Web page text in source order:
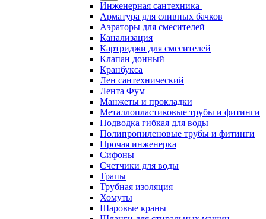
Инженерная сантехника
Арматура для сливных бачков
Аэраторы для смесителей
Канализация
Картриджи для смесителей
Клапан донный
Кранбукса
Лен сантехнический
Лента Фум
Манжеты и прокладки
Металлопластиковые трубы и фитинги
Подводка гибкая для воды
Полипропиленовые трубы и фитинги
Прочая инженерка
Сифоны
Счетчики для воды
Трапы
Трубная изоляция
Хомуты
Шаровые краны